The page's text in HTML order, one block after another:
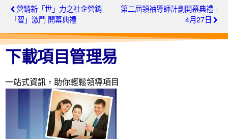
營銷新「世」力之社企營銷
「智」激鬥 開幕典禮
第二屆領袖導師計劃開幕典禮 -
4月27日
下載項目管理易
一站式資訊，助你輕鬆領導項目